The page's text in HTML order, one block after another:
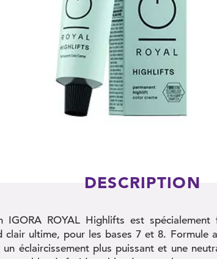
DESCRIPTION
IGORA ROYAL Highlifts est
clair ultime, pour les bases 7 et 8. Formule
un éclaircissement plus puissant et une